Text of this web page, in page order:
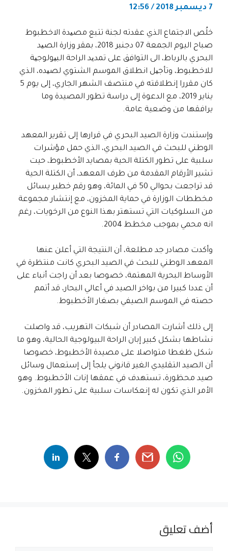
7 ديسمبر 2018 / 12:56
خلُص الاجتماع الذي عقدته لجنة تتبع مصیدة الاخطبوط
صباح اليوم الجمعة 07 دجنبر 2018، بمقر وزارة الصید
البحري بالرباط، الى التوافق على تمدید الراحة البیولوجیة
للاخطبوط، وتأجیل انطلاق الموسم الشتوي لصیده، الذي
كان مقررا إنطلاقته في منتصف الشهر الجاري، إلى يوم 5
يناير 2019، مع الدعوة إلى دراسة تطور المصيدة وما
يرافقها من وضعية عامة.
وإستندت وزارة الصيد البحري في قرارها إلى تقرير المعهد
الوطني للبحث في الصيد البحري، الذي حمل مؤشرات
سلبية على تطور الكتلة الحية بمصايد الأخطبوط، حيت
تشير الأرقام المقدمة من طرف المعهد، أن الكتلة الحية
قد تراجعت بحوالي 50 في المائة، وهو رقم خطير يسائل
مخططات الوزارة في حماية المخزون، مع إنتشار مجموعة
من السلوكيات التي تستهتر بهذا النوع من الرخويات، رغم
انه محمي بموجب مخطط 2004.
وأكدت مصادر جد مطلعة، أن النتيجة التي أعلن عنها
المعهد الوطني للبحث في الصيد البحري كانت منتظرة في
الأوساط البحرية المهتمة، خصوصا بعد أن راجت أنباء على
أن عددا كبيرا من بواخر الصيد في أعالي البحار، قد أتمم
حصته في الموسم الصيفي بصغار الأخطبوط.
إلى ذلك أشارت المصادر أن شبكات التهريب، قد واصلت
نشاطها بشكل كبير إبان الراحة البيولوجية الحالية، وهو ما
شكل ظغطا متواصلا على مصيدة الأخطبوط، خصوصا
أن الصيد التقليدي الغير قانوني يلجأ إلى إستعمال وسائل
صيد محظورة، تستهدف في عمقها إنات الأخطبوط. وهو
الأمر الذي تكون له إنعكاسات سلبية على تطور المخزون.
أضف تعليق